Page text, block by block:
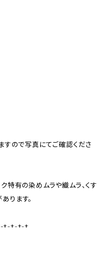
ので写真にてご確認くださ
特有の染めムラや織ムラ、くす
ります。
+-+-+-+